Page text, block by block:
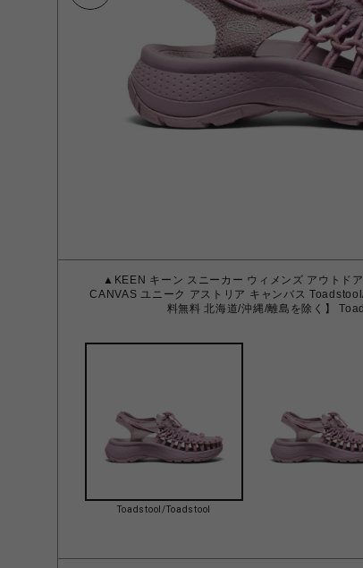
▲KEEN キーン スニーカー ウィメンズ アウトド
CANVAS ユニーク アストリア キャンバス
料無料 北海道/沖縄/離島を除く】
Toadstool/Toadstool